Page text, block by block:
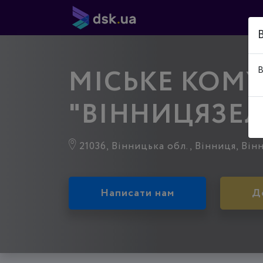
МІСЬКЕ
21036, Вінницька обл., Вінниця,
Написати нам